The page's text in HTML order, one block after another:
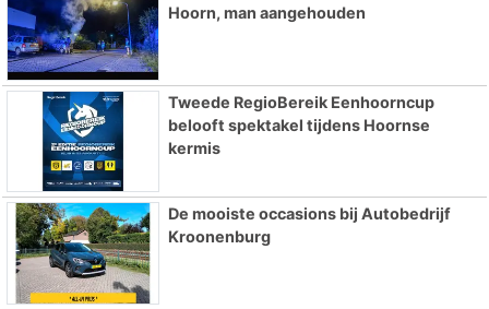
Hoorn, man aangehouden
Tweede RegioBereik Eenhoorncup
belooft spektakel tijdens Hoornse
kermis
De mooiste occasions bij Autobedrijf
Kroonenburg